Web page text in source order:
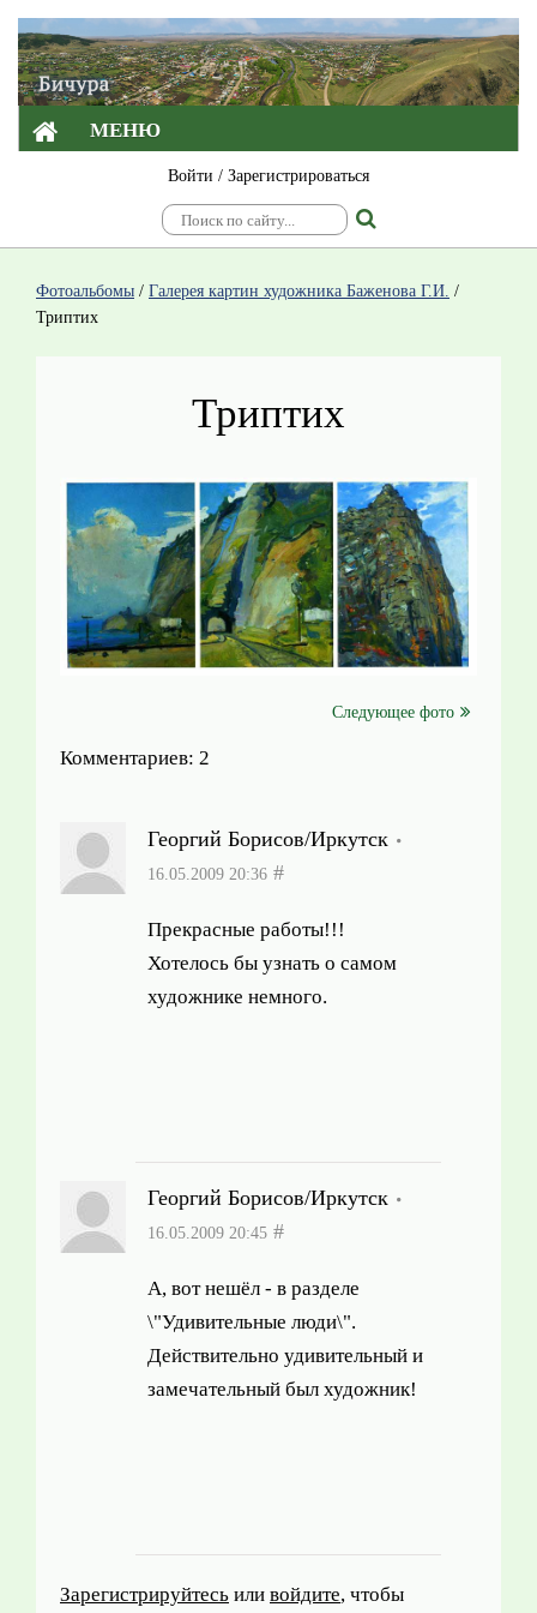
МЕНЮ
Войти / Зарегистрироваться
Фотоальбомы / Галерея картин художника Баженова Г.И. /
Триптих
Триптих
Следующее фото
Комментариев: 2
Георгий Борисов/Иркутск
16.05.2009 20:36 #
Прекрасные работы!!!
Хотелось бы узнать о самом
художнике немного.
Георгий Борисов/Иркутск
16.05.2009 20:45 #
А, вот нешёл - в разделе
\"Удивительные люди\".
Действительно удивительный и
замечательный был художник!
Зарегистрируйтесь или войдите, чтобы